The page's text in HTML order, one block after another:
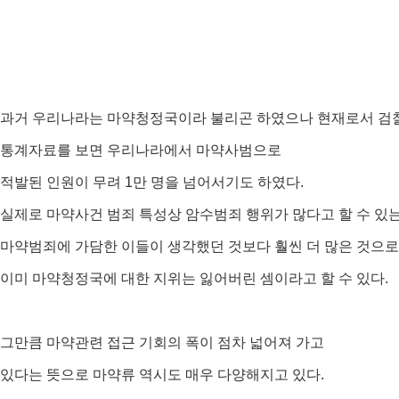
과거 우리나라는 마약청정국이라 불리곤 하였으나 현재로서 검
통계자료를 보면 우리나라에서 마약사범으로
적발된 인원이 무려 1만 명을 넘어서기도 하였다.
실제로 마약사건 범죄 특성상 암수범죄 행위가 많다고 할 수 있
마약범죄에 가담한 이들이 생각했던 것보다 훨씬 더 많은 것으
이미 마약청정국에 대한 지위는 잃어버린 셈이라고 할 수 있다.
그만큼 마약관련 접근 기회의 폭이 점차 넓어져 가고
있다는 뜻으로 마약류 역시도 매우 다양해지고 있다.